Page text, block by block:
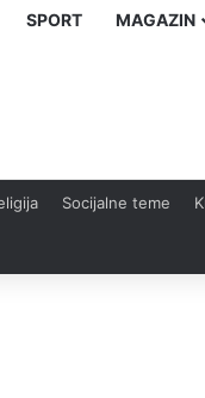
SPORT MAGAZIN
Socijalne teme